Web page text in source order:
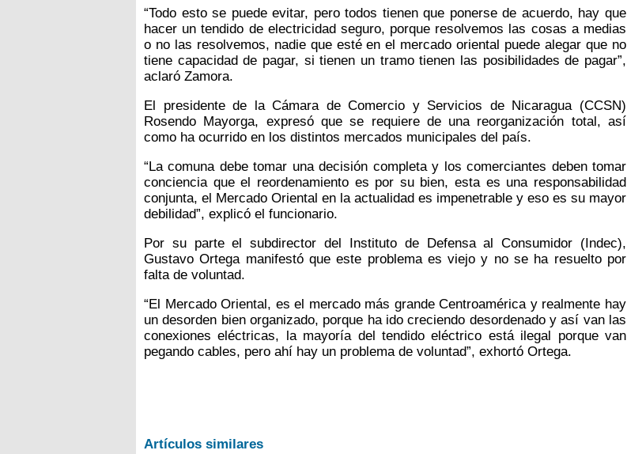
“Todo esto se puede evitar, pero todos tienen que ponerse de acuerdo, hay que
hacer un tendido de electricidad seguro, porque resolvemos las cosas a medias
o no las resolvemos, nadie que esté en el mercado oriental puede alegar que no
tiene capacidad de pagar, si tienen un tramo tienen las posibilidades de pagar”,
aclaró Zamora.
El presidente de la Cámara de Comercio y Servicios de Nicaragua (CCSN)
Rosendo Mayorga, expresó que se requiere de una reorganización total, así
como ha ocurrido en los distintos mercados municipales del país.
“La comuna debe tomar una decisión completa y los comerciantes deben tomar
conciencia que el reordenamiento es por su bien, esta es una responsabilidad
conjunta, el Mercado Oriental en la actualidad es impenetrable y eso es su mayor
debilidad”, explicó el funcionario.
Por su parte el subdirector del Instituto de Defensa al Consumidor (Indec),
Gustavo Ortega manifestó que este problema es viejo y no se ha resuelto por
falta de voluntad.
“El Mercado Oriental, es el mercado más grande Centroamérica y realmente hay
un desorden bien organizado, porque ha ido creciendo desordenado y así van las
conexiones eléctricas, la mayoría del tendido eléctrico está ilegal porque van
pegando cables, pero ahí hay un problema de voluntad”, exhortó Ortega.
Artículos similares